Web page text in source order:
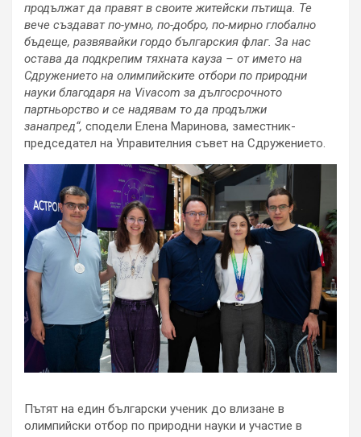
продължат да правят в своите житейски пътища. Те
вече създават по-умно, по-добро, по-мирно глобално
бъдеще, развявайки гордо българския флаг. За нас
остава да подкрепим тяхната кауза – от името на
Сдружението на олимпийските отбори по природни
науки благодаря на Vivacom за дългосрочното
партньорство и се надявам то да продължи
занапред“, сподели Елена Маринова, заместник-
председател на Управителния съвет на Сдружението.
Пътят на един български ученик до влизане в
олимпийски отбор по природни науки и участие в